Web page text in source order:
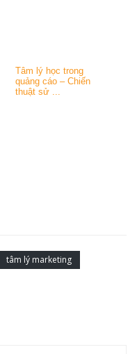
Tâm lý học trong
quảng cáo – Chiến
thuật sử ...
tâm lý marketing